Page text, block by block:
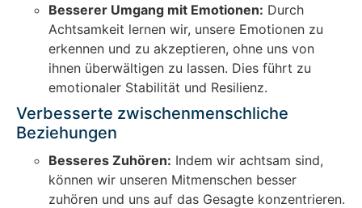
Besserer Umgang mit Emotionen: Durch
Achtsamkeit lernen wir, unsere Emotionen zu
erkennen und zu akzeptieren, ohne uns von
ihnen überwältigen zu lassen. Dies führt zu
emotionaler Stabilität und Resilienz.
Verbesserte zwischenmenschliche
Beziehungen
Besseres Zuhören: Indem wir achtsam sind,
können wir unseren Mitmenschen besser
zuhören und uns auf das Gesagte konzentrieren.